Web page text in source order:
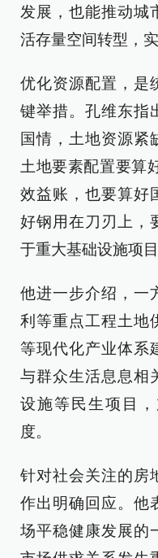
发展，也能推动城
活存量空间转型，
优化资源配置，是
键举措。孔维东指
国情，土地资源紧
土地要素配置要算
效益账，也要算好
好钢用在刀刃上，
于重大基础设施项
他进一步介绍，一
利等重点工程土地
等现代化产业体系
与群众生活息息相
设施等民生项目
度。
针对社会关注的房
作出明确回应。他
场平稳健康发展的